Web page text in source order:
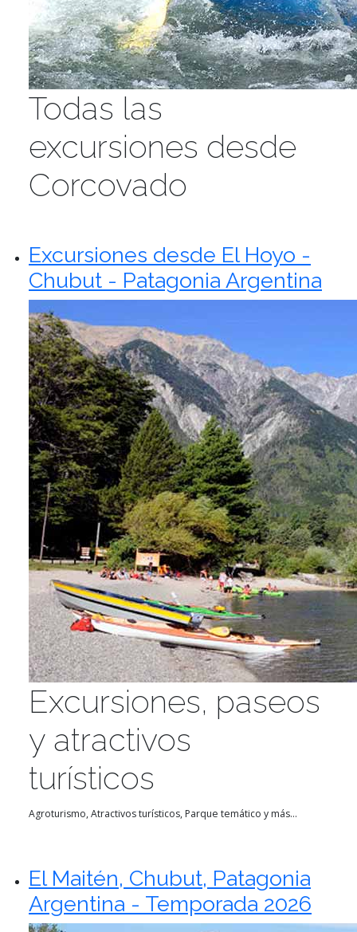
Todas las
excursiones desde
Corcovado
Excursiones desde El Hoyo -
Chubut - Patagonia Argentina
Excursiones, paseos
y atractivos
turísticos
Agroturismo, Atractivos turísticos, Parque temático y más...
El Maitén, Chubut, Patagonia
Argentina - Temporada 2026